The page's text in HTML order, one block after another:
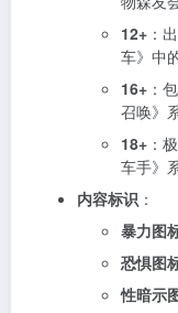
12+ ：
车》中
16+ ：
召唤》
18+ ：
车手》
内容标识 ：
暴力图
恐惧图
性暗示